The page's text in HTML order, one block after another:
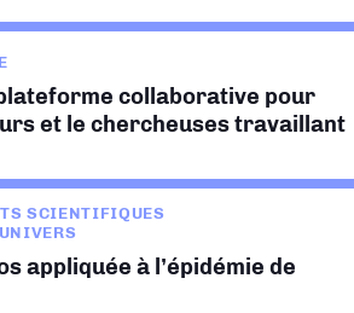
collaborative pour
et le chercheuses travaillant
SCIENTIFIQUES
appliquée à l’épidémie de